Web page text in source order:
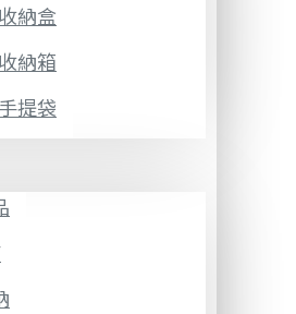
納盒
納箱
提袋